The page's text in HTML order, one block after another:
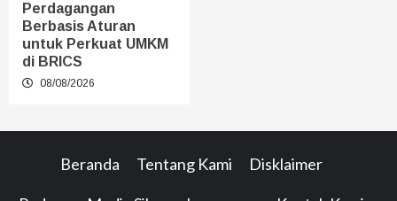
Perdagangan
Berbasis Aturan
untuk Perkuat UMKM
di BRICS
08/08/2026
Beranda Tentang Kami Disklaimer